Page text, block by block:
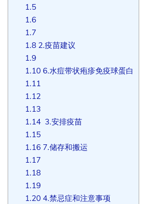
1.5
1.6
1.7
1.82.疫苗建议
1.9
1.106.水痘带状疱疹免疫球蛋白
1.11
1.12
1.13
1.143.安排疫苗
1.15
1.167.储存和搬运
1.17
1.18
1.19
1.204.禁忌症和注意事项